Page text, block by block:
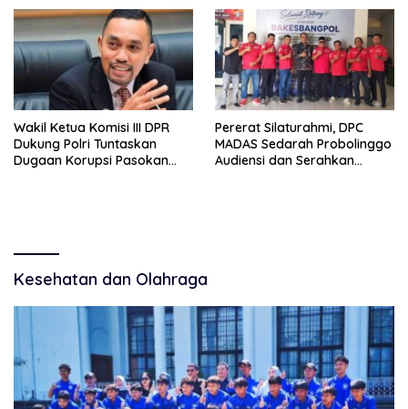
Wakil Ketua Komisi III DPR
Dukung Polri Tuntaskan
Dugaan Korupsi Pasokan
Pererat Silaturahmi, DPC
MADAS Sedarah Probolinggo
Audiensi dan Serahkan
Kesehatan dan Olahraga